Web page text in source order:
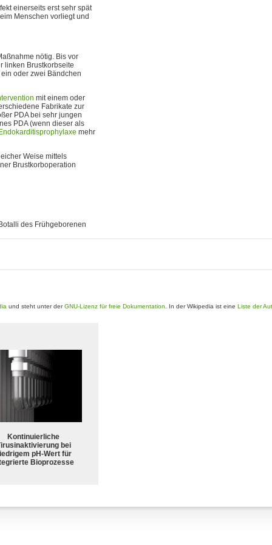
einerseits erst sehr spät
Menschen vorliegt und
nötig. Bis vor
linken Brustkorbseite
oder zwei Bändchen
mit einem oder
Fabrikate zur
PDA bei sehr jungen
PDA (wenn dieser als
mehr
Weise mittels
Brustkorboperation
des Frühgeborenen
und steht unter derGNU-Lizenz für freie Dokumentation . In der Wikipedia ist eine Liste der
Kontinuierliche
bei
pH-Wert für
Bioprozesse